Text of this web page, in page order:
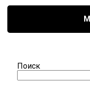
Поиск